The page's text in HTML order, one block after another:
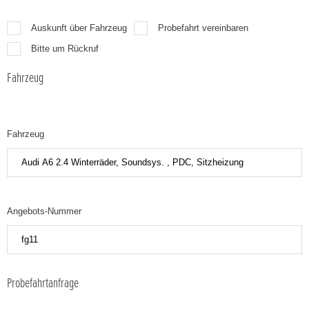
Auskunft über Fahrzeug
Probefahrt vereinbaren
Bitte um Rückruf
Fahrzeug
Fahrzeug
Angebots-Nummer
Probefahrtanfrage